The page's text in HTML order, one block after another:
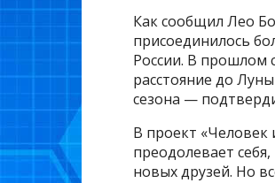
Как сообщил Лео
присоединилось
России. В прошлом
расстояние до
сезона —
В проект
преодолевает
новых друзей. Но